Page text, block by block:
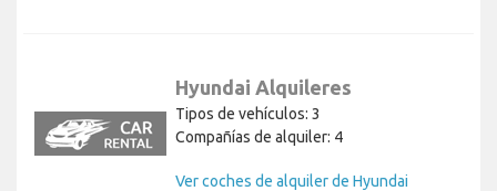
Hyundai Alquileres
Tipos de vehículos: 3
Compañías de alquiler: 4
Ver coches de alquiler de Hyundai